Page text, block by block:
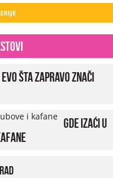
Evo šta zapravo znači
Gde izaći u